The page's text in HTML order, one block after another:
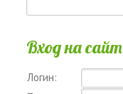
Вход на сайт
Логин: